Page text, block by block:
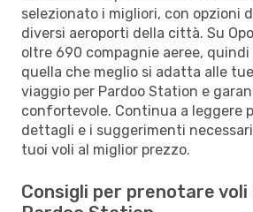
selezionato i migliori, con opzioni
diversi aeroporti della città. Su
oltre 690 compagnie aeree,
quella che meglio si adatta alle
viaggio per Pardoo Station e
confortevole. Continua a leggere
dettagli e i suggerimenti
tuoi voli al miglior prezzo.
Consigli per prenotare voli